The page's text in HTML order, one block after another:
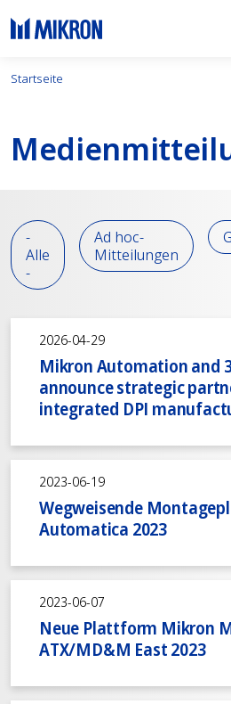
Startseite
-
Alle
-
Ad hoc-
Mitteilungen
2026-04-29
Mikron Automation and
announce strategic
integrated DPI
2023-06-19
Wegweisende
Automatica 2023
2023-06-07
Neue Plattform Mikron
ATX/MD&M East 2023